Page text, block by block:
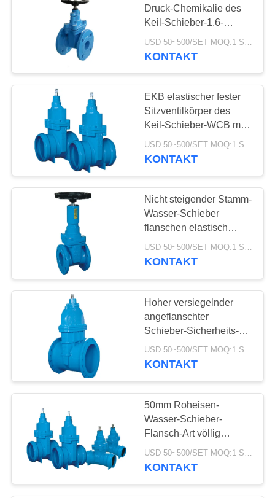
Edelstahlkugelventil
WasserDrosselventil
17
Edelstahl-
Rückschlagventil
8
Elektrisches
Motorventil
Druck-Chemikalie des
Keil-Schieber-1.6-
16mpa beständig
KONTAKT
EKB elastischer fester
Sitzventilkörper des
Keil-Schieber-WCB mit
Sockel-Enden
USD 50~500/SET MOQ:1 Satz
KONTAKT
Nicht steigender Stamm-
Wasser-Schieber
flanschen elastisch
setzte mit Signal-
Anzeige
USD 50~500/SET MOQ:1 Satz
KONTAKT
Hoher versiegelnder
angeflanschter
Schieber-Sicherheits-
Edelstahl-Messer-
Schieber
USD 50~500/SET MOQ:1 Satz
KONTAKT
50mm Roheisen-
Wasser-Schieber-
Flansch-Art völlig
geführter flexibler Keil
KONTAKT